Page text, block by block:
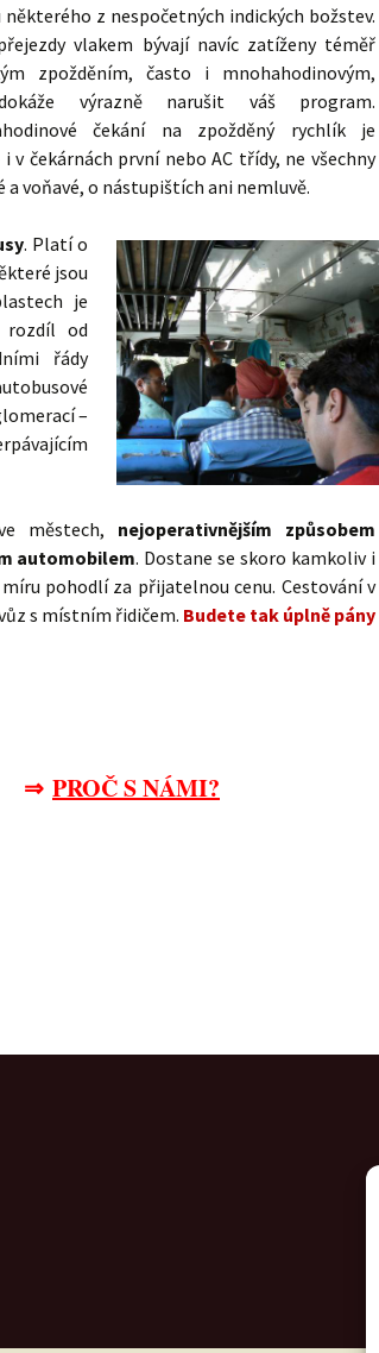
některého z nespočetných indických božstev.
vlakem bývají navíc zatíženy téměř
zpožděním, často i mnohahodinovým,
výrazně narušit váš program.
čekání na zpožděný rychlík je
v čekárnách první nebo AC třídy, ne všechny
a voňavé, o nástupištích ani nemluvě.
. Platí o
jsou
je
rozdíl od
řády
–
městech, nejoperativnějším způsobem
automobilem. Dostane se skoro kamkoliv i
pohodlí za přijatelnou cenu. Cestování v
s místním řidičem. Budete tak úplně pány
⇒ PROČ S NÁMI?